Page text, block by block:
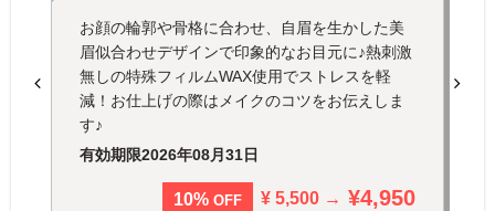
お顔の輪郭や骨格に合わせ、自眉を生かした美
眉似合わせデザインで印象的なお目元に♪熱刺激
無しの特殊フィルムWAX使用でストレスを軽
減！お仕上げの際はメイクのコツをお伝えしま
す♪
有効期限2026年08月31日
10% OFF ¥ 5,500 → ¥4,950